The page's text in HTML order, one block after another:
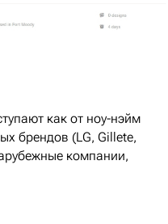
как от ноу-нэйм
брендов (LG, Gillete,
компании,